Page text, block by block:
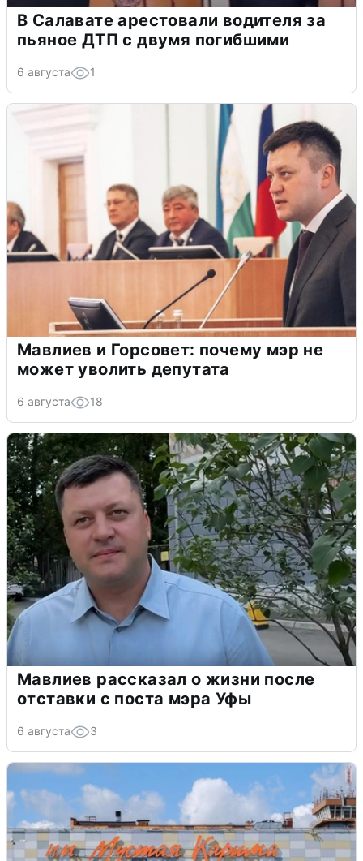
В Салавате арестовали водителя за
пьяное ДТП с двумя погибшими
6 августа 1
Мавлиев и Горсовет: почему мэр не
может уволить депутата
6 августа 18
Мавлиев рассказал о жизни после
отставки с поста мэра Уфы
6 августа 3